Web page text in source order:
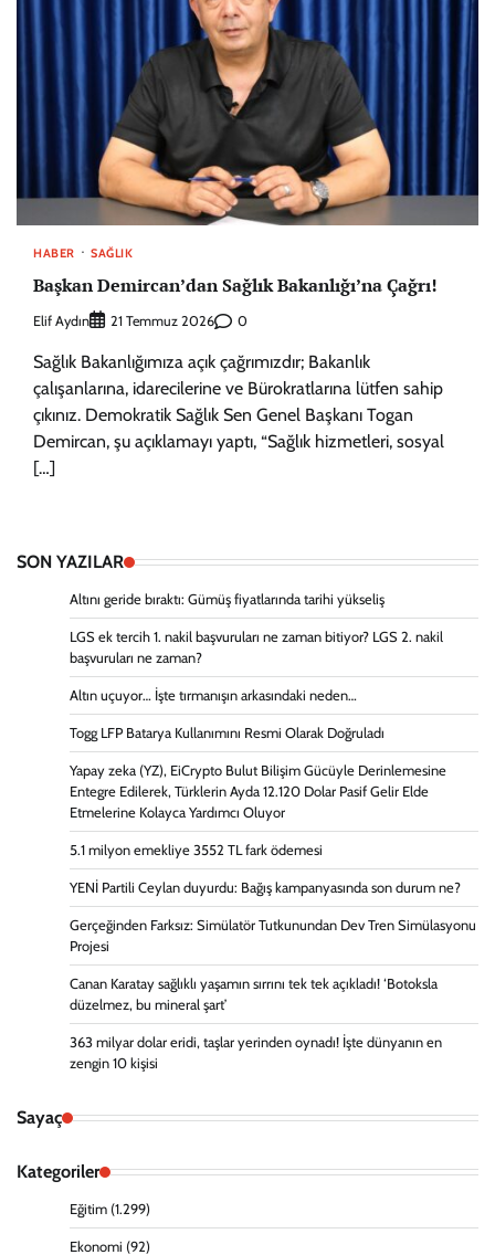
HABER SAĞLIK
Başkan Demircan’dan Sağlık Bakanlığı’na Çağrı!
Elif Aydın 21 Temmuz 2026 0
Sağlık Bakanlığımıza açık çağrımızdır; Bakanlık
çalışanlarına, idarecilerine ve Bürokratlarına lütfen sahip
çıkınız. Demokratik Sağlık Sen Genel Başkanı Togan
Demircan, şu açıklamayı yaptı, “Sağlık hizmetleri, sosyal
[…]
SON YAZILAR
Altını geride bıraktı: Gümüş fiyatlarında tarihi yükseliş
LGS ek tercih 1. nakil başvuruları ne zaman bitiyor? LGS 2. nakil
başvuruları ne zaman?
Altın uçuyor… İşte tırmanışın arkasındaki neden…
Togg LFP Batarya Kullanımını Resmi Olarak Doğruladı
Yapay zeka (YZ), EiCrypto Bulut Bilişim Gücüyle Derinlemesine
Entegre Edilerek, Türklerin Ayda 12.120 Dolar Pasif Gelir Elde
Etmelerine Kolayca Yardımcı Oluyor
5.1 milyon emekliye 3552 TL fark ödemesi
YENİ Partili Ceylan duyurdu: Bağış kampanyasında son durum ne?
Gerçeğinden Farksız: Simülatör Tutkunundan Dev Tren Simülasyonu
Projesi
Canan Karatay sağlıklı yaşamın sırrını tek tek açıkladı! ‘Botoksla
düzelmez, bu mineral şart’
363 milyar dolar eridi, taşlar yerinden oynadı! İşte dünyanın en
zengin 10 kişisi
Sayaç
Kategoriler
Eğitim (1.299)
Ekonomi (92)